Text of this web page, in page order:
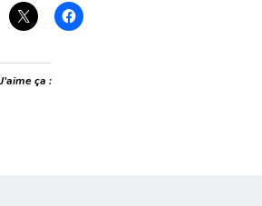
J’aime ça :